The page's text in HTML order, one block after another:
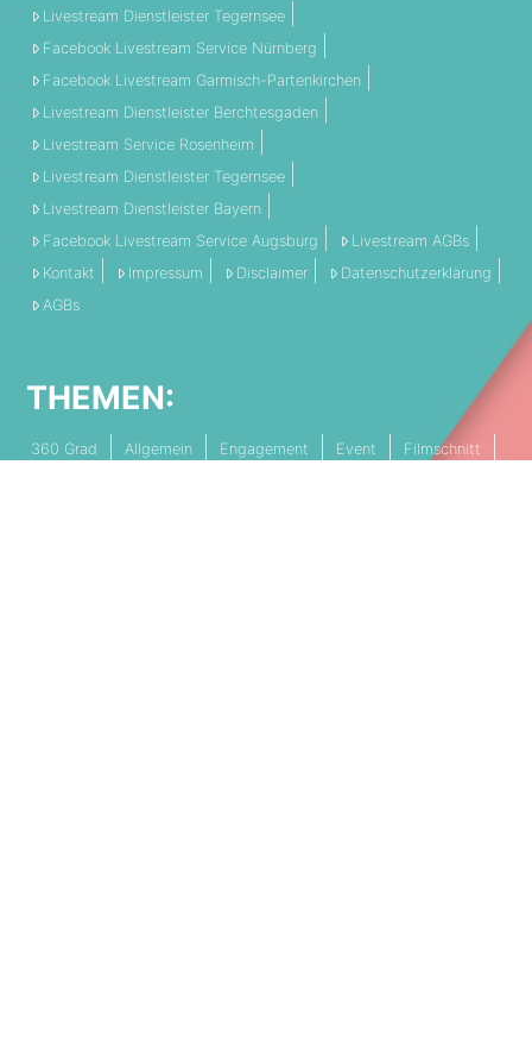
Livestream Dienstleister Tegernsee
Facebook Livestream Service Nürnberg
Facebook Livestream Garmisch-Partenkirchen
Livestream Dienstleister Berchtesgaden
Livestream Service Rosenheim
Livestream Dienstleister Tegernsee
Livestream Dienstleister Bayern
Facebook Livestream Service Augsburg
Livestream AGBs
Kontakt
Impressum Disclaimer
Datenschutzerklärung
AGBs
THEMEN:
360 Grad Allgemein Engagement Event
Filmschnitt